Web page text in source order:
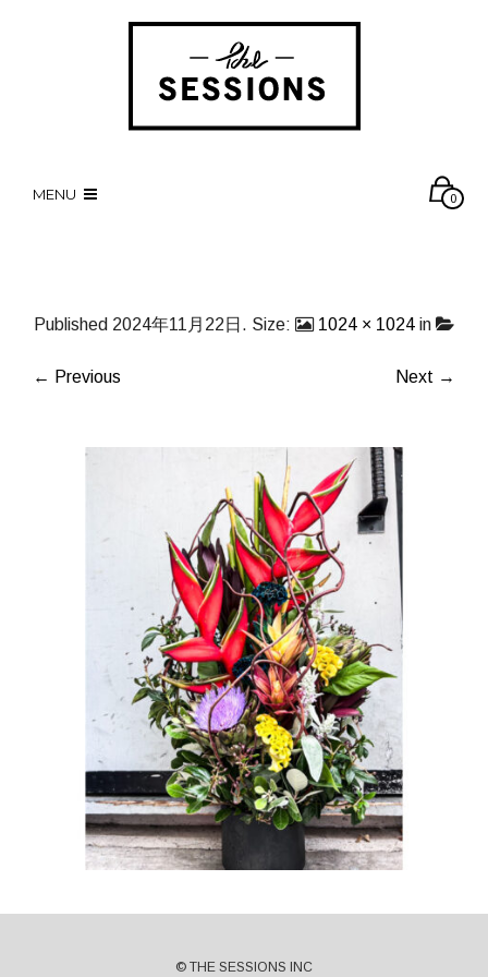
MENU 0
Published 2024年11月22日 . Size: 1024 × 1024 in
← Previous Next →
© THE SESSIONS INC